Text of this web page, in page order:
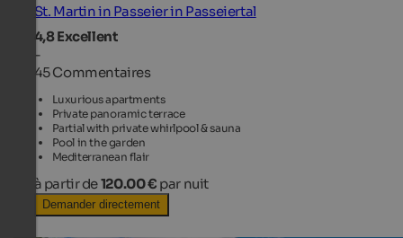
St. Martin in Passeier in Passeiertal
4,8Excellent
-
45 Commentaires
Luxurious apartments
Private panoramic terrace
Partial with private whirlpool & sauna
Pool in the garden
Mediterranean flair
à partir de120.00 € par nuit
Demander directement